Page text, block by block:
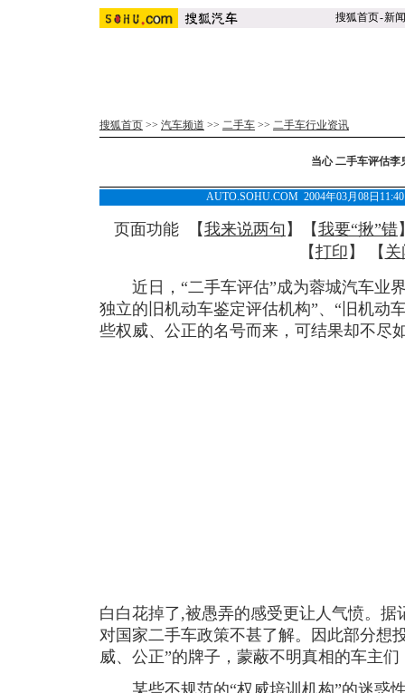
搜狐首页-新闻
搜狐首页 >> 汽车频道 >> 二手车 >> 二手车行业资讯
当心 二手车评估李
AUTO.SOHU.COM 2004年03月08日
页面功能 【我来说两句 】【我要“揪”错
【打印 】 【 关
近日，“二手车评估”成为蓉城汽车业
独立的旧机动车鉴定评估机构”、“旧机
些权威、公正的名号而来，可结果却不尽
白白花掉了,被愚弄的感受更让人气愤。据
对国家二手车政策不甚了解。因此部分想
威、公正”的牌子，蒙蔽不明真相的车主
某些不规范的“权威培训机构”的迷惑